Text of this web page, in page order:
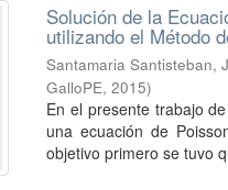
Solución de la
utilizando el Método
Santamaria Santisteban,
GalloPE,2015)
En el presente trabajo
una ecuación de
objetivo primero se tuvo